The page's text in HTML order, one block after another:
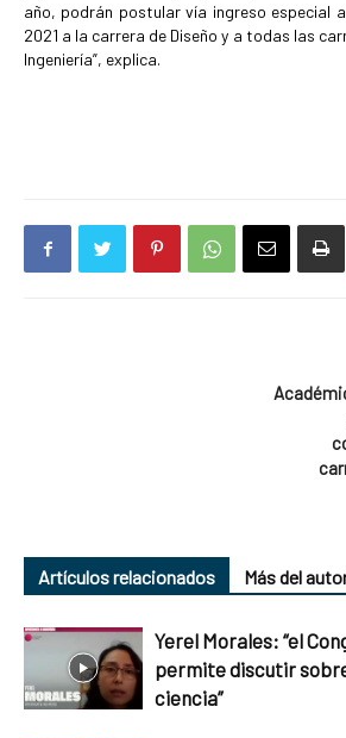
año, podrán postular vía ingreso especial
2021 a la carrera de Diseño y a todas las
Ingeniería”, explica.
Artículos relacionados Más del
Yerel Morales: “el
permite discutir
ciencia”